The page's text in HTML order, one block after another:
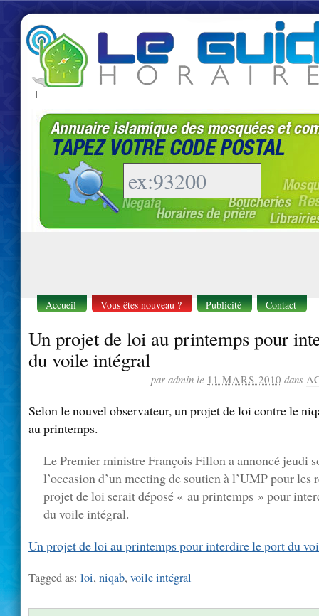
|
Accueil Vous êtes nouveau ? Publicité Contact
Un projet de loi au printemps pour
du voile intégral
par admin le 11 MARS 2010 dans
Selon le nouvel observateur, un projet de loi contre le
au printemps.
Le Premier ministre François Fillon a annoncé jeudi
l’occasion d’un meeting de soutien à l’UMP pour les
projet de loi serait déposé « au printemps » pour
du voile intégral.
Un projet de loi au printemps pour interdire le port du
Tagged as: loi, niqab, voile intégral